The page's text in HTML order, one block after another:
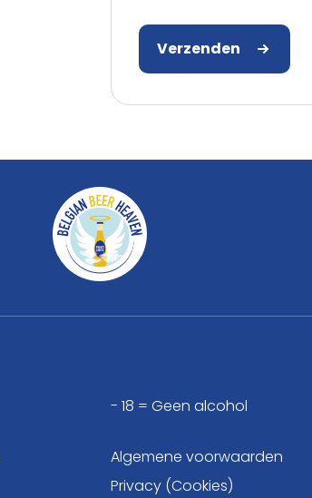
Verzenden
- 18 = Geen alcohol
Algemene voorwaarden
Privacy (Cookies)